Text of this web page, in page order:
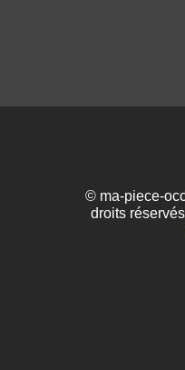
© ma-piece-
droits réservés